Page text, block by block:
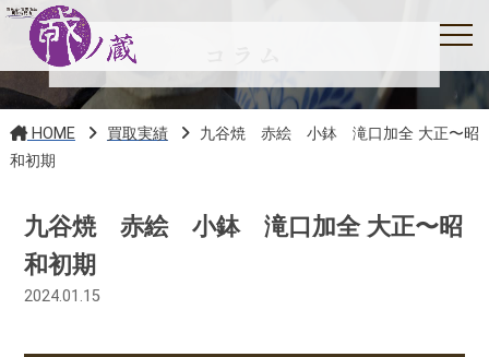
HOME 買取実績
九谷焼 赤絵 小鉢 滝口加全 大正〜昭
和初期
九谷焼 赤絵 小鉢 滝口加全 大正〜昭
和初期
2024.01.15